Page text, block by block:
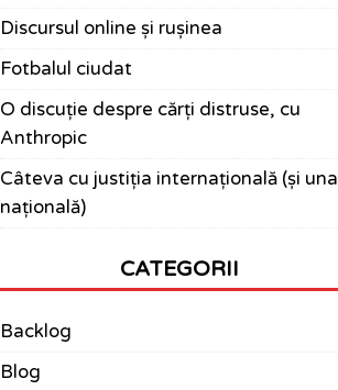
Discursul online și rușinea
Fotbalul ciudat
O discuție despre cărți distruse, cu
Anthropic
Câteva cu justiția internațională (și una
națională)
CATEGORII
Backlog
Blog